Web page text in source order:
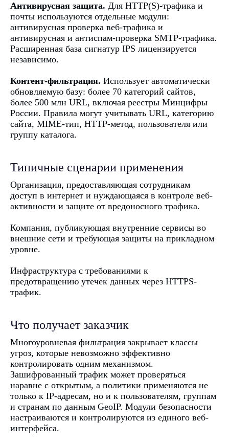
Антивирусная защита. Для HTTP(S)-трафика и
почты используются отдельные модули:
антивирусная проверка веб-трафика и
антивирусная и антиспам-проверка SMTP-трафика.
Расширенная база сигнатур IPS лицензируется
независимо.
Контент-фильтрация. Использует автоматически
обновляемую базу: более 70 категорий сайтов,
более 500 млн URL, включая реестры Минцифры
России. Правила могут учитывать URL, категорию
сайта, MIME-тип, HTTP-метод, пользователя или
группу каталога.
Типичные сценарии применения
Организация, предоставляющая сотрудникам
доступ в интернет и нуждающаяся в контроле веб-
активности и защите от вредоносного трафика.
Компания, публикующая внутренние сервисы во
внешние сети и требующая защиты на прикладном
уровне.
Инфраструктура с требованиями к
предотвращению утечек данных через HTTPS-
трафик.
Что получает заказчик
Многоуровневая фильтрация закрывает классы
угроз, которые невозможно эффективно
контролировать одним механизмом.
Зашифрованный трафик может проверяться
наравне с открытым, а политики применяются не
только к IP-адресам, но и к пользователям, группам
и странам по данным GeoIP. Модули безопасности
настраиваются и контролируются из единого веб-
интерфейса.
Ideco NGFW
Novum для
решения
ваших задач
Заполните форму,
чтобы получить доступ
к демонстрации
+7
Я даю согласие на получениерекламной информации
Я даю согласие на обработку персональных данных
политике персональных данных
Оставить заявку